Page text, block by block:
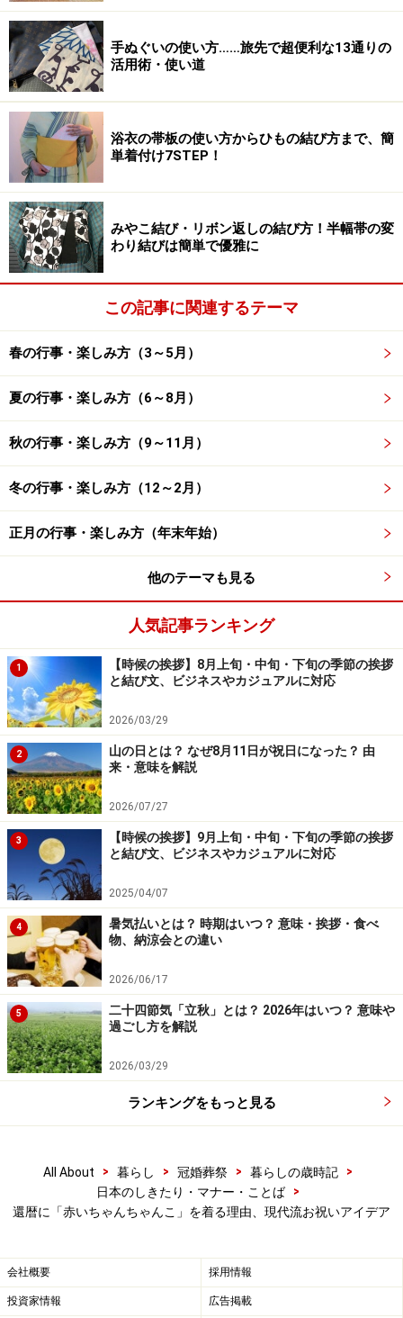
還暦は、暦がひとまわりして生まれ変わり、新しい寿命
を授かるよみがえりの歳だと捉えられ、「赤子（赤ちゃ
ん）に還る」という意味で、赤いちゃんちゃんこと赤い
頭巾を贈る習わしとなりました。
赤は太陽、火、血などを象徴し、生命力や再生を意味します
■なぜ赤なのか？
赤い色は、太陽や火、血を象徴する色であり、生命力や
再生を意味する色とされています。昔から赤には魔除け
の力があるとされ、生まれたばかりの赤ちゃんに赤い産
着を着せていました。また、還暦を迎える61歳は男女と
こうした理由で、赤子に還る還暦に、赤いちゃんちゃん
こと頭巾を贈るようになりました。
■なぜちゃんちゃんこと頭巾なのか？
ちゃんちゃんことは、袖なしの綿入り羽織のことを言い
ます。袖がないので着脱に便利で動きやすいため、赤ち
ゃんの産着など子どもに着せることが多く、働くときの
防寒着としても重宝されました。
頭巾とは、頭部を覆うかぶりもので、さまざまな種類が
あります。還暦のときに用いられるのは、大黒天がかぶ
っているような丸頭巾（大黒頭巾、焙烙頭巾）で、江戸
末期に年寄りのかぶりものとなりました。
■還暦祝いをいつから贈るようになったのか？
上記の理由で、魔除け・厄除けの赤、赤ちゃんの産着だ
ったちゃんちゃんこ、年寄りのかぶりものの丸頭巾を合
わせて、還暦に赤いちゃんちゃんこと頭巾を贈る風習が
江戸時代に広がったと言われています。
現代流の還暦祝いも人気
今の60歳は若々しく、昔のようにお年寄りのイメージは
ありませんが、人生50年の時代には、還暦まで無事に過
ごせることは大変おめでたいことでした。還暦などの長
寿祝い（年祝い）は、人生で一度きりの通過儀礼のひと
つ。自分の干支に還るよみがえりの歳「還暦」をお祝い
する習わしは、広く親しまれています（詳しくは「
長寿
祝いの年齢、名称、読み方について」をお読みくださ
今でも、赤いちゃんちゃんこと頭巾を贈り着用する方も
ーなど「赤い色で身につけるもの」を選ぶ方もいます。
日本の習わしには、幸せを願う気持ちが込められていま
す。現代流にアレンジする際も、意味を知っておくこと
手ぬぐいの使い方……旅先で超便利な13通りの
活用術・使い道
浴衣の帯板の使い方からひもの結び方まで、簡
単着付け7STEP！
みやこ結び・リボン返しの結び方！半幅帯の変
わり結びは簡単で優雅に
この記事に関連するテーマ
春の行事・楽しみ方（3～5月）
夏の行事・楽しみ方（6～8月）
秋の行事・楽しみ方（9～11月）
冬の行事・楽しみ方（12～2月）
正月の行事・楽しみ方（年末年始）
他のテーマも見る
人気記事ランキング
1
【時候の挨拶】8月上旬・中旬・下旬の季節の挨拶
と結び文、ビジネスやカジュアルに対応
2026/03/29
2
山の日とは？ なぜ8月11日が祝日になった？ 由
来・意味を解説
2026/07/27
3
【時候の挨拶】9月上旬・中旬・下旬の季節の挨拶
と結び文、ビジネスやカジュアルに対応
2025/04/07
4
暑気払いとは？ 時期はいつ？ 意味・挨拶・食べ
物、納涼会との違い
2026/06/17
5
二十四節気「立秋」とは？ 2026年はいつ？ 意味や
過ごし方を解説
2026/03/29
ランキングをもっと見る
All About > 暮らし > 冠婚葬祭 > 暮らしの歳時記
>
日本のしきたり・マナー・ことば
>
還暦に「赤いちゃんちゃんこ」を着る理由、現代流お祝いアイデア
会社概要 採用情報
投資家情報 広告掲載